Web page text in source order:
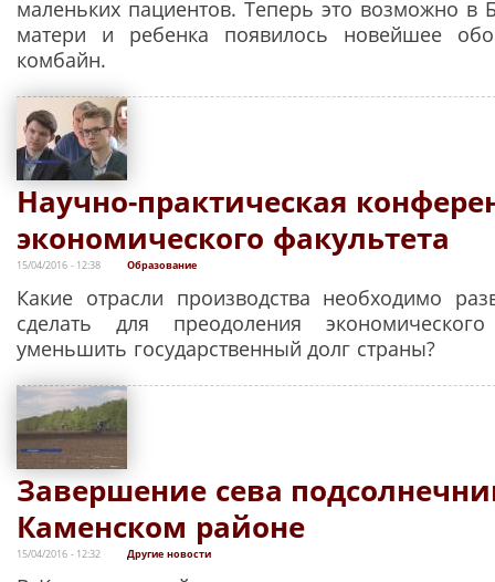
маленьких пациентов. Теперь это возможно в
матери и ребенка появилось новейшее
комбайн.
Научно-практическая
экономического факультета
15/04/2016 - 12:38 Образование
Какие отрасли производства необходимо
сделать для преодоления
уменьшить государственный долг страны?
Завершение сева
Каменском районе
15/04/2016 - 12:32 Другие новости